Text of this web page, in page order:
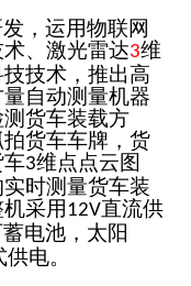
，运用物联网
、激光雷达3维
技术，推出高
自动测量机器
货车装载方
货车车牌，货
车3维点点云图
时测量货车装
采用12V直流供
电池，太阳
电。